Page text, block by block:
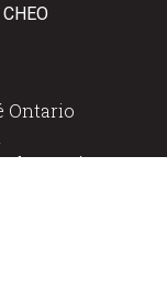
Ontario
de santé